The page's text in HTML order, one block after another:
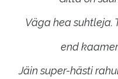
Väga hea suhtleja.
end
Jäin super-hästi